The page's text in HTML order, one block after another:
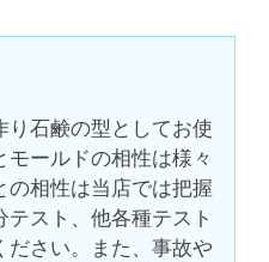
り石鹸の型としてお使
ールドの相性は様々
の相性は当店では把握
テスト、他各種テスト
ださい。また、事故や